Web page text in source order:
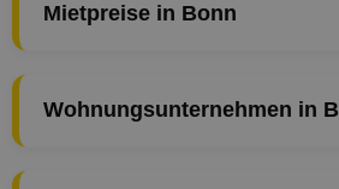
Mietpreise in Bonn
Wohnungsunternehmen in